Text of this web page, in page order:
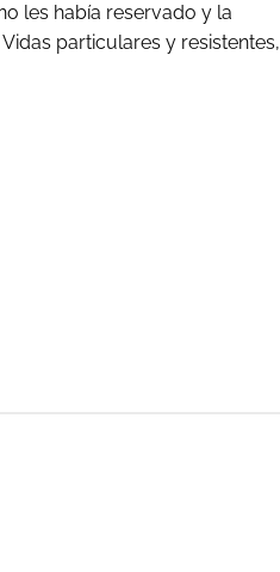
les había reservado y la
particulares y resistentes,